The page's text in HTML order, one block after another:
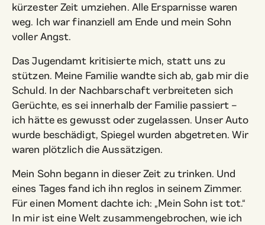
kürzester Zeit umziehen. Alle Ersparnisse waren
weg. Ich war finanziell am Ende und mein Sohn
voller Angst.
Das Jugendamt kritisierte mich, statt uns zu
stützen. Meine Familie wandte sich ab, gab mir die
Schuld. In der Nachbarschaft verbreiteten sich
Gerüchte, es sei innerhalb der Familie passiert –
ich hätte es gewusst oder zugelassen. Unser Auto
wurde beschädigt, Spiegel wurden abgetreten. Wir
waren plötzlich die Aussätzigen.
Mein Sohn begann in dieser Zeit zu trinken. Und
eines Tages fand ich ihn reglos in seinem Zimmer.
Für einen Moment dachte ich: „Mein Sohn ist tot.“
In mir ist eine Welt zusammengebrochen, wie ich